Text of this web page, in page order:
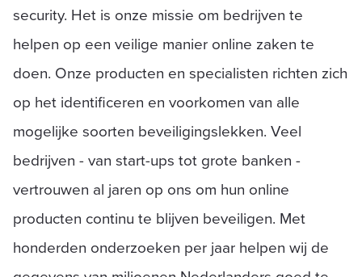
security. Het is onze missie om bedrijven te
helpen op een veilige manier online zaken te
doen. Onze producten en specialisten richten zich
op het identificeren en voorkomen van alle
mogelijke soorten beveiligingslekken. Veel
bedrijven - van start-ups tot grote banken -
vertrouwen al jaren op ons om hun online
producten continu te blijven beveiligen. Met
honderden onderzoeken per jaar helpen wij de